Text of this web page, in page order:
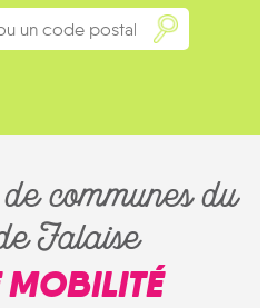
communes du
Falaise
MOBILITÉ